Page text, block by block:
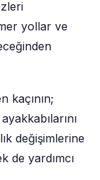
yollar ve
kaçının;
değişimlerine
de yardımcı